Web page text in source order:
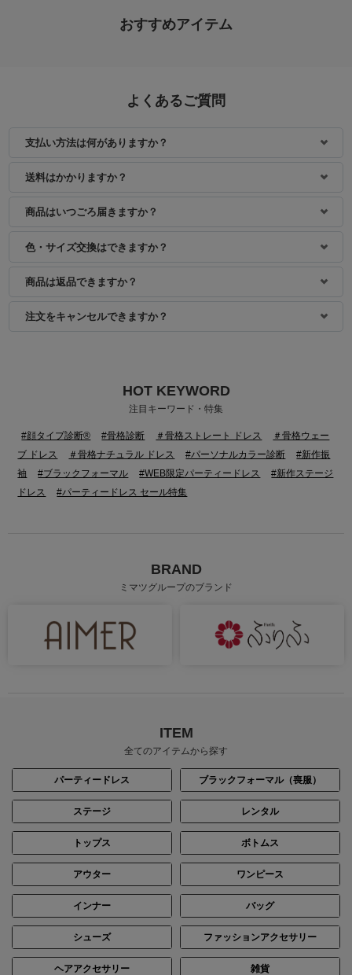
身長：163cm
身長：155cm 身長：163cm
おすすめアイテム
よくあるご質問
支払い方法は何がありますか？
送料はかかりますか？
商品はいつごろ届きますか？
色・サイズ交換はできますか？
商品は返品できますか？
注文をキャンセルできますか？
HOT KEYWORD
注目キーワード・特集
#顔タイプ診断® #骨格診断 ＃骨格ストレート ドレス
＃骨格ウェー
ブ ドレス
＃骨格ナチュラル ドレス #パーソナルカラー診断
#新作振
袖
#ブラックフォーマル #WEB限定パーティードレス
#新作ステージ
ドレス
#パーティードレス セール特集
BRAND
ミマツグループのブランド
ITEM
全てのアイテムから探す
パーティードレス ブラックフォーマル（喪服）
ステージ レンタル
トップス ボトムス
アウター ワンピース
インナー バッグ
シューズ ファッションアクセサリー
ヘアアクセサリー 雑貨